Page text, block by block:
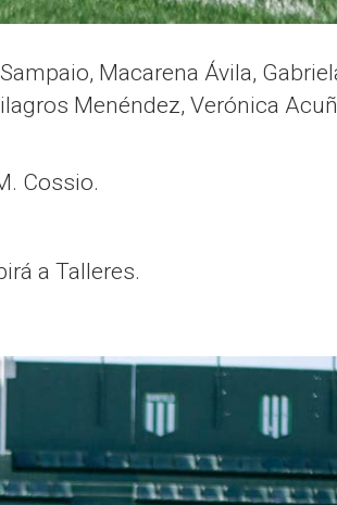
Macarena Ávila,
Menéndez, Verónica
Cossio.
a Talleres.